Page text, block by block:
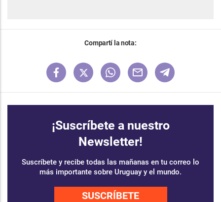
Compartí la nota:
¡Suscríbete a nuestro
Newsletter!
Suscríbete y recibe todas las mañanas en tu correo lo
más importante sobre Uruguay y el mundo.
SUSCRÍBETE